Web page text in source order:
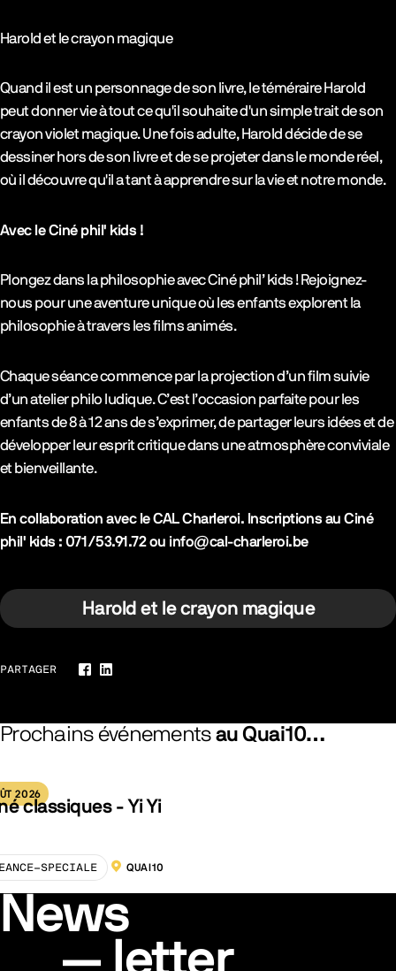
Harold et le crayon magique
Quand il est un personnage de son livre, le téméraire Harold
peut donner vie à tout ce qu'il souhaite d'un simple trait de son
crayon violet magique. Une fois adulte, Harold décide de se
dessiner hors de son livre et de se projeter dans le monde réel,
où il découvre qu'il a tant à apprendre sur la vie et notre monde.
Avec le Ciné phil' kids !
Plongez dans la philosophie avec Ciné phil’ kids ! Rejoignez-
nous pour une aventure unique où les enfants explorent la
philosophie à travers les films animés.
Chaque séance commence par la projection d’un film suivie
d’un atelier philo ludique. C’est l’occasion parfaite pour les
enfants de 8 à 12 ans de s’exprimer, de partager leurs idées et de
développer leur esprit critique dans une atmosphère conviviale
et bienveillante.
En collaboration avec le CAL Charleroi. Inscriptions au Ciné
phil' kids : 071/53.91.72 ou info@cal-charleroi.be
Harold et le crayon magique
PARTAGER
Facebook
LinkedIn
Prochains événements au Quai10…
2026
classiques - Yi Yi
SPECIALE LOCALISATION :
QUAI10
News
letter